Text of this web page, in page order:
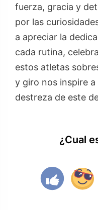
fuerza, gracia y
por las
a apreciar la
cada rutina,
estos atletas
y giro nos inspire a
destreza de este
¿Cual